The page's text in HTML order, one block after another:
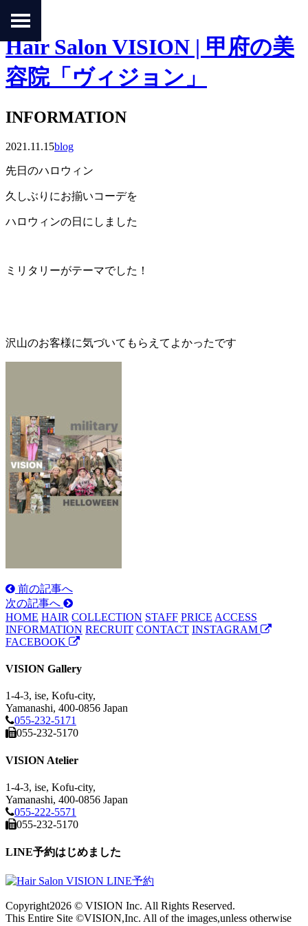
Hair Salon VISION | 甲府の美
容院「ヴィジョン」
INFORMATION
2021.11.15blog
先日のハロウィン
久しぶりにお揃いコーデを
ハロウィンの日にしました
ミリタリーがテーマでした！
沢山のお客様に気づいてもらえてよかったです
前の記事へ
次の記事へ
HOME HAIR COLLECTION STAFF PRICE ACCESS
INFORMATION RECRUIT CONTACT INSTAGRAM
FACEBOOK
VISION Gallery
1-4-3, ise, Kofu-city,
Yamanashi, 400-0856 Japan
055-232-5171
055-232-5170
VISION Atelier
1-4-3, ise, Kofu-city,
Yamanashi, 400-0856 Japan
055-222-5571
055-232-5170
LINE予約はじめました
Copyright2026 © VISION Inc. All Rights Reserved.
This Entire Site ©VISION,Inc. All of the images,unless otherwise